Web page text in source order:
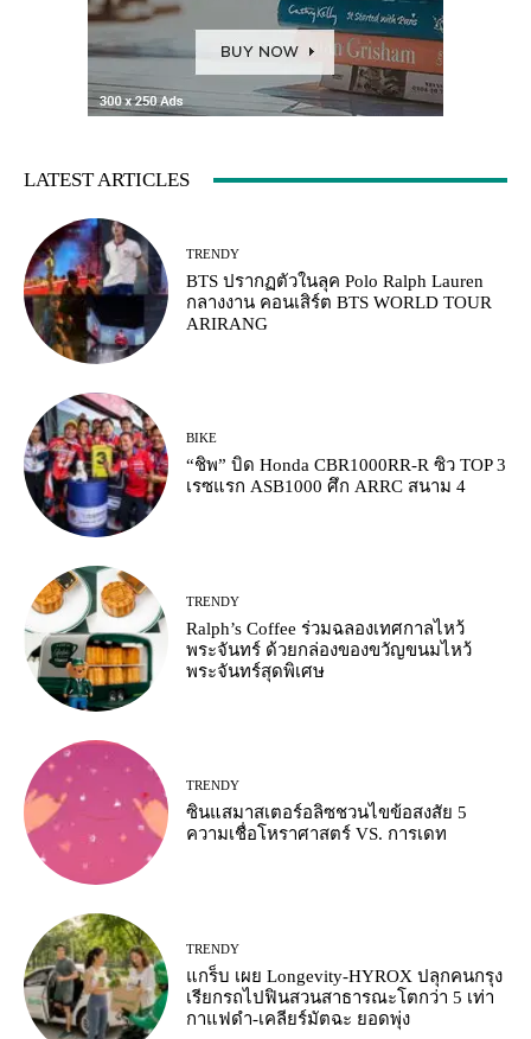
LATEST ARTICLES
TRENDY
BTS ปรากฏตัวในลุค Polo Ralph Lauren
กลางงาน คอนเสิร์ต BTS WORLD TOUR
ARIRANG
BIKE
“ชิพ” บิด Honda CBR1000RR-R ซิว TOP 3
เรซแรก ASB1000 ศึก ARRC สนาม 4
TRENDY
Ralph’s Coffee ร่วมฉลองเทศกาลไหว้
พระจันทร์ ด้วยกล่องของขวัญขนมไหว้
พระจันทร์สุดพิเศษ
TRENDY
ซินแสมาสเตอร์อลิซชวนไขข้อสงสัย 5
ความเชื่อโหราศาสตร์ VS. การเดท
TRENDY
แกร็บ เผย Longevity-HYROX ปลุกคนกรุง
เรียกรถไปฟินสวนสาธารณะโตกว่า 5 เท่า
กาแฟดำ-เคลียร์มัตฉะ ยอดพุ่ง